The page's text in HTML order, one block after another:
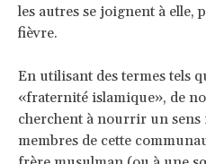
les autres se joignent à elle,
fièvre.
En utilisant des termes tels
«fraternité islamique», de
cherchent à nourrir un sens
membres de cette